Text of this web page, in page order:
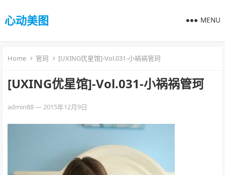
心动美图 MENU
Home 管珂 [UXING优星馆]-Vol.031-小祸祸管珂
[UXING优星馆]-Vol.031-小祸祸管珂
admin88—2015年12月9日